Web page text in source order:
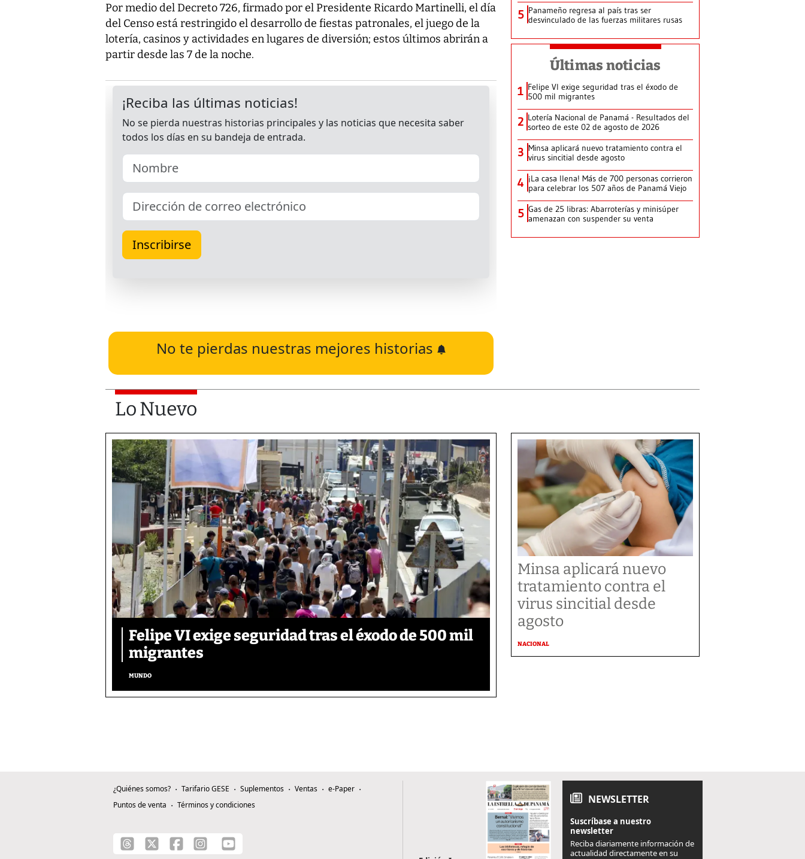
Por medio del Decreto 726, firmado por el Presidente Ricardo Martinelli, el día
del Censo está restringido el desarrollo de fiestas patronales, el juego de la
lotería, casinos y actividades en lugares de diversión; estos últimos abrirán a
partir desde las 7 de la noche.
No te pierdas nuestras mejores historias
5 Panameño regresa al país tras ser
desvinculado de las fuerzas militares rusas
Últimas noticias
1 Felipe VI exige seguridad tras el éxodo de
500 mil migrantes
2 Lotería Nacional de Panamá - Resultados del
sorteo de este 02 de agosto de 2026
3 Minsa aplicará nuevo tratamiento contra el
virus sincitial desde agosto
4 ¡La casa llena! Más de 700 personas corrieron
para celebrar los 507 años de Panamá Viejo
5 Gas de 25 libras: Abarroterías y minisúper
amenazan con suspender su venta
Lo Nuevo
Felipe VI exige seguridad tras el éxodo de 500 mil
migrantes
MUNDO
Minsa aplicará nuevo
tratamiento contra el
virus sincitial desde
agosto
NACIONAL
¿Quiénes somos? Tarifario GESE Suplementos Ventas
e-Paper
Puntos de venta
Términos y condiciones NEWSLETTER
Suscríbase a nuestro
newsletter
Reciba diariamente información de
actualidad directamente en su